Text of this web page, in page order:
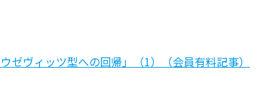
ゼヴィッツ型への回帰」（1）（会員有料記事）